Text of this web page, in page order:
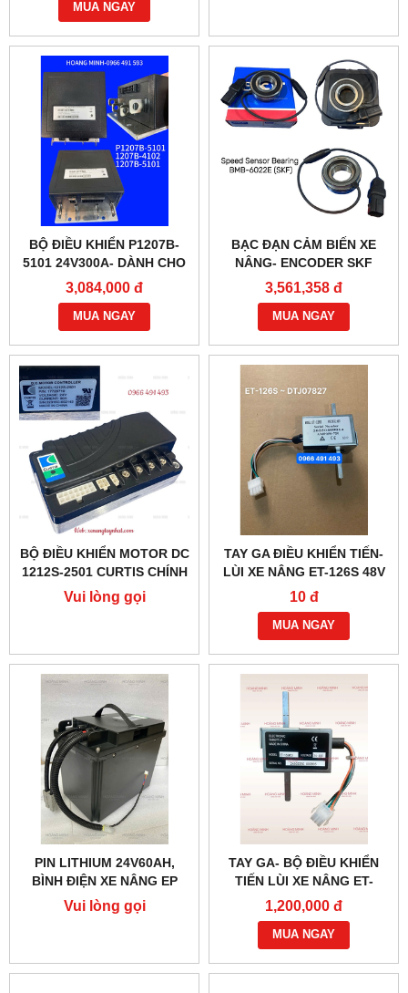
MUA NGAY
BỘ ĐIỀU KHIỂN P1207B-
5101 24V300A- DÀNH CHO
XE NÂNG
3,084,000 đ
MUA NGAY
BẠC ĐẠN CẢM BIẾN XE
NÂNG- ENCODER SKF
BMB-6022E
3,561,358 đ
MUA NGAY
BỘ ĐIỀU KHIỂN MOTOR DC
1212S-2501 CURTIS CHÍNH
HÃNG
Vui lòng gọi
TAY GA ĐIỀU KHIỂN TIẾN-
LÙI XE NÂNG ET-126S 48V
(6 DÂY)
10 đ
MUA NGAY
PIN LITHIUM 24V60AH,
BÌNH ĐIỆN XE NÂNG EP
Vui lòng gọi
TAY GA- BỘ ĐIỀU KHIỂN
TIẾN LÙI XE NÂNG ET-
166MCU 24V-48V
1,200,000 đ
MUA NGAY